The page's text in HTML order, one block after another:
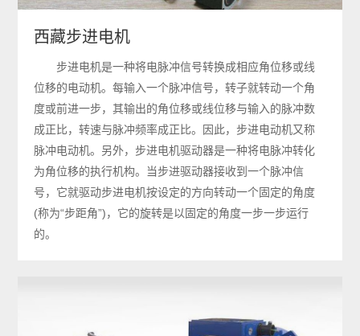
西藏步进电机
步进电机是一种将电脉冲信号转换成相应角位移或线
位移的电动机。每输入一个脉冲信号，转子就转动一个角
度或前进一步，其输出的角位移或线位移与输入的脉冲数
成正比，转速与脉冲频率成正比。因此，步进电动机又称
脉冲电动机。另外，步进电机驱动器是一种将电脉冲转化
为角位移的执行机构。当步进驱动器接收到一个脉冲信
号，它就驱动步进电机按设定的方向转动一个固定的角度
(称为“步距角”)，它的旋转是以固定的角度一步一步运行
的。